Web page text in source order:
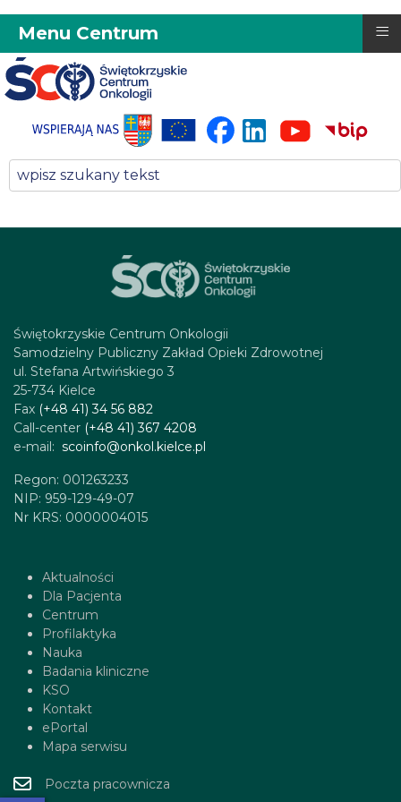
Menu Centrum ≡
Świętokrzyskie Centrum Onkologii
Samodzielny Publiczny Zakład Opieki Zdrowotnej
ul. Stefana Artwińskiego 3
25-734 Kielce
Fax (+48 41) 34 56 882
Call-center (+48 41) 367 4208
e-mail: scoinfo@onkol.kielce.pl
Regon: 001263233
NIP: 959-129-49-07
Nr KRS: 0000004015
Aktualności
Dla Pacjenta
Centrum
Profilaktyka
Nauka
Badania kliniczne
KSO
Kontakt
ePortal
Mapa serwisu
Poczta pracownicza